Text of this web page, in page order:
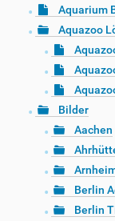
Aquarium
Aquazoo
Bilder
Aachen
Berlin
Berlin